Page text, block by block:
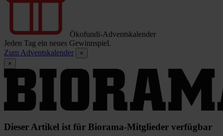
Ökofundi-Adventskalender
Jeden Tag ein neues Gewinnspiel.
Zum Adventskalender
×
×
Dieser Artikel ist für Biorama-Mitglieder verfügbar